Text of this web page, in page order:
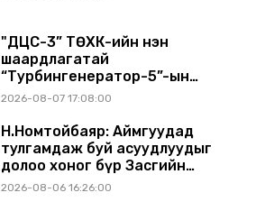
"ДЦС-3” ТӨХК-ийн нэн
шаардлагатай
“Турбингенератор-5”-ын
шинэчлэлийн төсвийг
2026-08-07 17:08:00
Н.Номтойбаяр: Аймгуудад
тулгамдаж буй асуудлуудыг
долоо хоног бүр Засгийн
газрын хуралдаанд
2026-08-06 16:26:00